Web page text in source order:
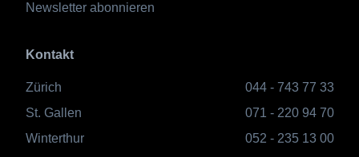
Newsletter abonnieren
Kontakt
Zürich
044 - 743 77 33
St. Gallen
071 - 220 94 70
Winterthur
052 - 235 13 00